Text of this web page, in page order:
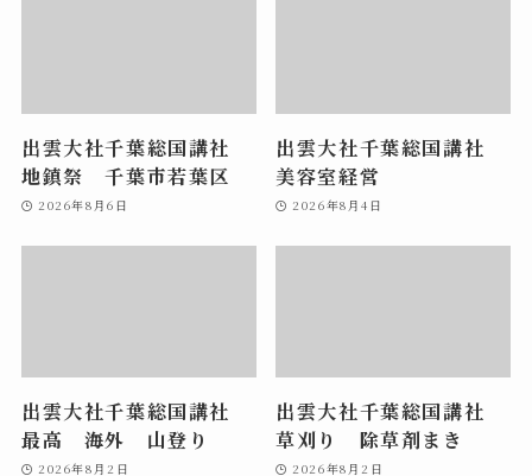
出雲大社千葉総国講社
地鎮祭 千葉市若葉区
2026年8月6日
出雲大社千葉総国講社
美容室経営
2026年8月4日
出雲大社千葉総国講社
最高 海外 山登り
2026年8月2日
出雲大社千葉総国講社
草刈り 除草剤まき
2026年8月2日